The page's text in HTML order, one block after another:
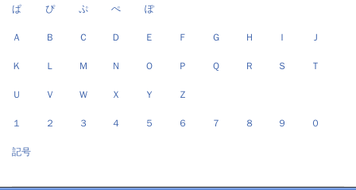
ぱ ぴ ぷ ぺ ぽ
Ａ Ｂ Ｃ Ｄ Ｅ Ｆ Ｇ Ｈ Ｉ Ｊ
Ｋ Ｌ Ｍ Ｎ Ｏ Ｐ Ｑ Ｒ Ｓ Ｔ
Ｕ Ｖ Ｗ Ｘ Ｙ Ｚ
１ ２ ３ ４ ５ ６ ７ ８ ９ ０
記号